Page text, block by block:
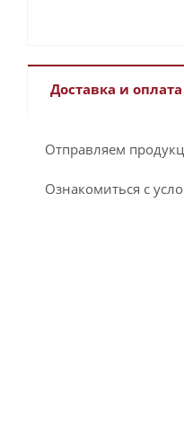
Доставка и оплата
Отправляем
Ознакомиться с